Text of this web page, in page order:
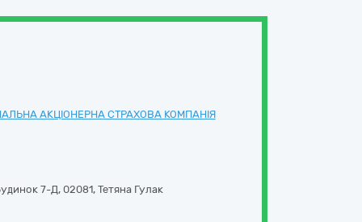
АКЦІОНЕРНА СТРАХОВА КОМПАНІЯ
7-Д, 02081, Тетяна Гулак